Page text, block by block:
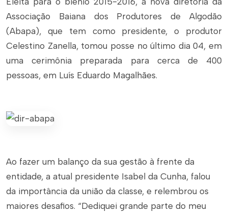
Associação Baiana dos Produtores de Algodão
(Abapa), que tem como presidente, o produtor
Celestino Zanella, tomou posse no último dia 04, em
uma cerimônia preparada para cerca de 400
pessoas, em Luís Eduardo Magalhães.
Ao fazer um balanço da sua gestão à frente da
entidade, a atual presidente Isabel da Cunha, falou
da importância da união da classe, e relembrou os
maiores desafios. “Dediquei grande parte do meu